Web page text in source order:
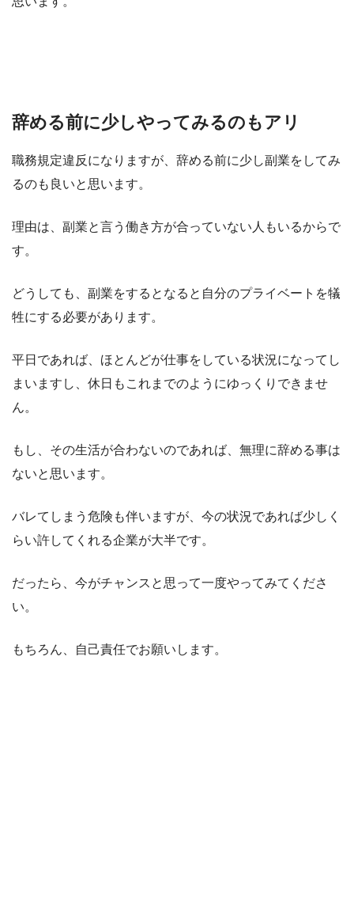
辞める前に少しやってみるのもアリ
職務規定違反になりますが、辞める前に少し副業をしてみ
るのも良いと思います。
理由は、副業と言う働き方が合っていない人もいるからで
す。
どうしても、副業をするとなると自分のプライベートを犠
牲にする必要があります。
平日であれば、ほとんどが仕事をしている状況になってし
まいますし、休日もこれまでのようにゆっくりできませ
ん。
もし、その生活が合わないのであれば、無理に辞める事は
ないと思います。
バレてしまう危険も伴いますが、今の状況であれば少しく
らい許してくれる企業が大半です。
だったら、今がチャンスと思って一度やってみてくださ
い。
もちろん、自己責任でお願いします。